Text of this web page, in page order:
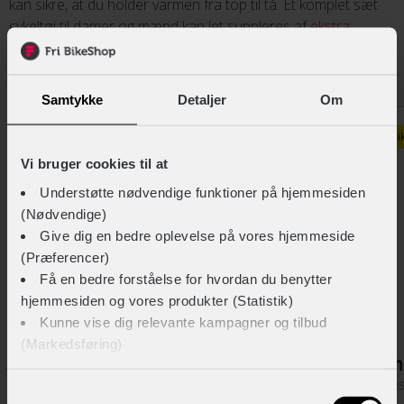
Samtykke Detaljer Om
Vi bruger cookies til at
Understøtte nødvendige funktioner på hjemmesiden
(Nødvendige)
Give dig en bedre oplevelse på vores hjemmeside
(Præferencer)
Få en bedre forståelse for hvordan du benytter
hjemmesiden og vores produkter (Statistik)
Kunne vise dig relevante kampagner og tilbud
(Markedsføring)
kan sikre, at du holder varmen fra top til tå. Et komplet sæt
cykeltøj til damer og mænd kan let suppleres afekstra
tilbehørfor at sikre, at du holder varmen fra top til tå.